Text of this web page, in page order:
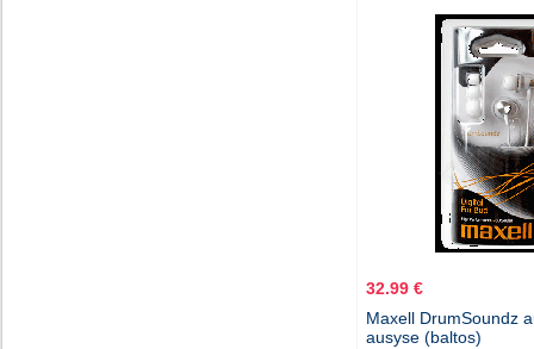
32.99 €
Maxell DrumSoundz
ausyse (baltos)